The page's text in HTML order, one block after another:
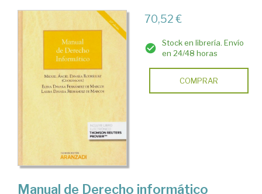
70,52 €
Stock en librería. Envío
en 24/48 horas
COMPRAR
Manual de Derecho informático